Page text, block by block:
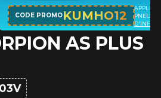
PNEUS VOIR TOUT
Par véhicule
ROUES VOIR TOUT
AS PLUS
APPLICABLE SUR TOUT ACHAT DE 4
PNEUS DE MARQUE KUMHO*
PLUS
D'INFO